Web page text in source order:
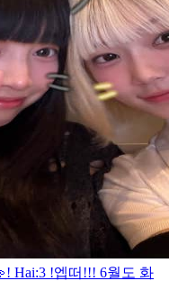
! Hai:3 !엡떠!!! 6월도 화